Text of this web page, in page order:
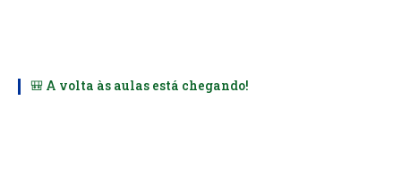
🎒 A volta às aulas está chegando!